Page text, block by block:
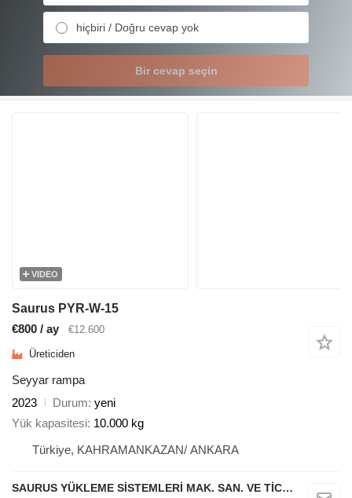
hiçbiri / Doğru cevap yok
Bir cevap seçin
VIDEO
Saurus PYR-W-15
€800 / ay
€12.600
Üreticiden
Seyyar rampa
2023
Durum yeni
Yük kapasitesi 10.000 kg
Türkiye, KAHRAMANKAZAN/ ANKARA
SAURUS YÜKLEME SİSTEMLERİ MAK. SAN. VE TİC. LTD. ŞTİ.